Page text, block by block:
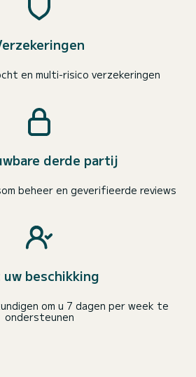
en multi-risico verzekeringen
derde partij
beheer en geverifieerde reviews
uw beschikking
om u 7 dagen per week te
ondersteunen